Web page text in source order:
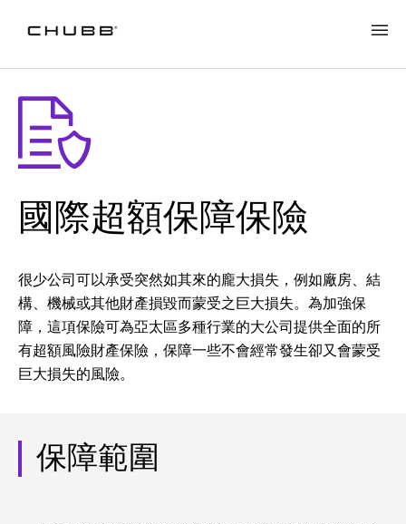
國際超額保障保險
很少公司可以承受突然如其來的龐大損失，例如廠房、結
構、機械或其他財產損毀而蒙受之巨大損失。為加強保
障，這項保險可為亞太區多種行業的大公司提供全面的所
有超額風險財產保險，保障一些不會經常發生卻又會蒙受
巨大損失的風險。
保障範圍